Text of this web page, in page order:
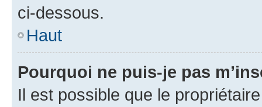
ci-dessous.
Haut
Pourquoi ne puis-je pas
Il est possible que le